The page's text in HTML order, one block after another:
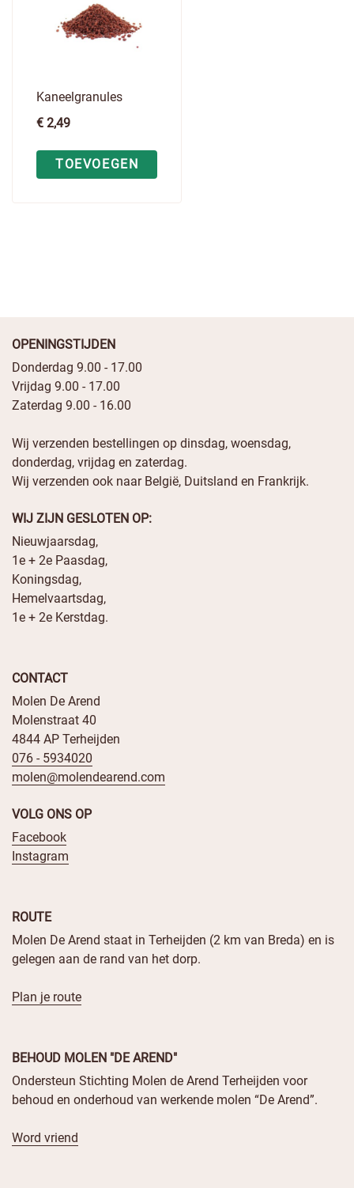
Kaneelgranules
€ 2,49
TOEVOEGEN
OPENINGSTIJDEN
Donderdag 9.00 - 17.00
Vrijdag 9.00 - 17.00
Zaterdag 9.00 - 16.00
Wij verzenden bestellingen op dinsdag, woensdag,
donderdag, vrijdag en zaterdag.
Wij verzenden ook naar België, Duitsland en Frankrijk.
WIJ ZIJN GESLOTEN OP:
Nieuwjaarsdag,
1e + 2e Paasdag,
Koningsdag,
Hemelvaartsdag,
1e + 2e Kerstdag.
CONTACT
Molen De Arend
Molenstraat 40
4844 AP Terheijden
076 - 5934020
molen@molendearend.com
VOLG ONS OP
Facebook
Instagram
ROUTE
Molen De Arend staat in Terheijden (2 km van Breda) en is
gelegen aan de rand van het dorp.
Plan je route
BEHOUD MOLEN "DE AREND"
Ondersteun Stichting Molen de Arend Terheijden voor
behoud en onderhoud van werkende molen “De Arend”.
Word vriend